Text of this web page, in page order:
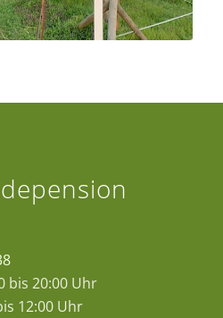
bis 20:00 Uhr
12:00 Uhr